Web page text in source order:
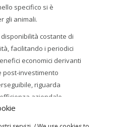
specifico si è
gli animali.
costante di
facilitando i periodici
economici derivanti
post-investimento
riguarda
aziendale.